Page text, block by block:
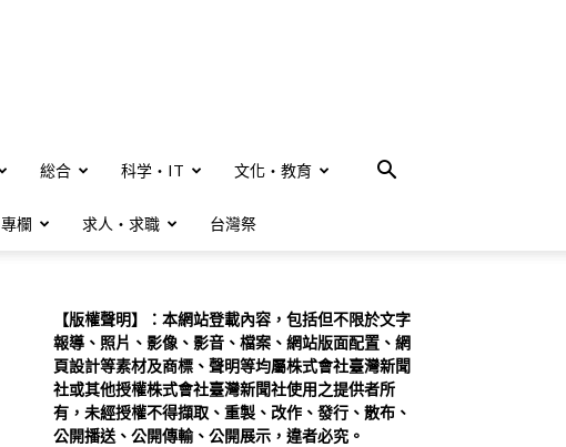
総合 科学・IT 文化・教育
專欄 求人・求職 台灣祭
【版權聲明】：本網站登載內容，包括但不限於文字
報導、照片、影像、影音、檔案、網站版面配置、網
頁設計等素材及商標、聲明等均屬株式會社臺灣新聞
社或其他授權株式會社臺灣新聞社使用之提供者所
有，未經授權不得擷取、重製、改作、發行、散布、
公開播送、公開傳輸、公開展示，違者必究。